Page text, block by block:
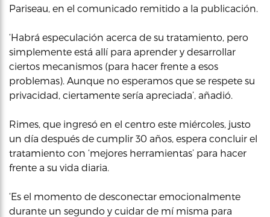
Pariseau, en el comunicado remitido a la publicación.
‘Habrá especulación acerca de su tratamiento, pero
simplemente está allí para aprender y desarrollar
ciertos mecanismos (para hacer frente a esos
problemas). Aunque no esperamos que se respete su
privacidad, ciertamente sería apreciada’, añadió.
Rimes, que ingresó en el centro este miércoles, justo
un día después de cumplir 30 años, espera concluir el
tratamiento con ‘mejores herramientas’ para hacer
frente a su vida diaria.
‘Es el momento de desconectar emocionalmente
durante un segundo y cuidar de mí misma para